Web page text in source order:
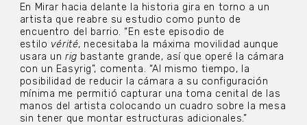
En Mirar hacia delante la historia gira en torno a un
artista que reabre su estudio como punto de
encuentro del barrio. “En este episodio de
estilo vérité, necesitaba la máxima movilidad aunque
usara un rig bastante grande, así que operé la cámara
con un Easyrig”, comenta. “Al mismo tiempo, la
posibilidad de reducir la cámara a su configuración
mínima me permitió capturar una toma cenital de las
manos del artista colocando un cuadro sobre la mesa
sin tener que montar estructuras adicionales.”